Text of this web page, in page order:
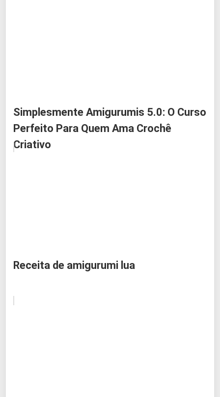
Simplesmente Amigurumis 5.0: O Curso
Perfeito Para Quem Ama Crochê
Criativo
Receita de amigurumi lua